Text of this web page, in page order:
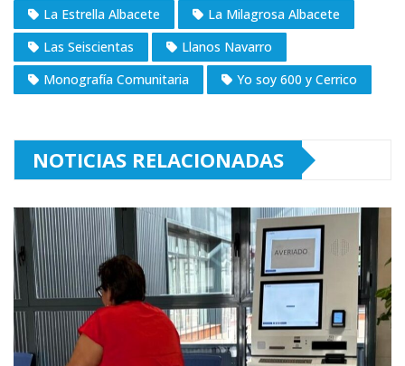
La Estrella Albacete
La Milagrosa Albacete
Las Seiscientas
Llanos Navarro
Monografía Comunitaria
Yo soy 600 y Cerrico
NOTICIAS RELACIONADAS